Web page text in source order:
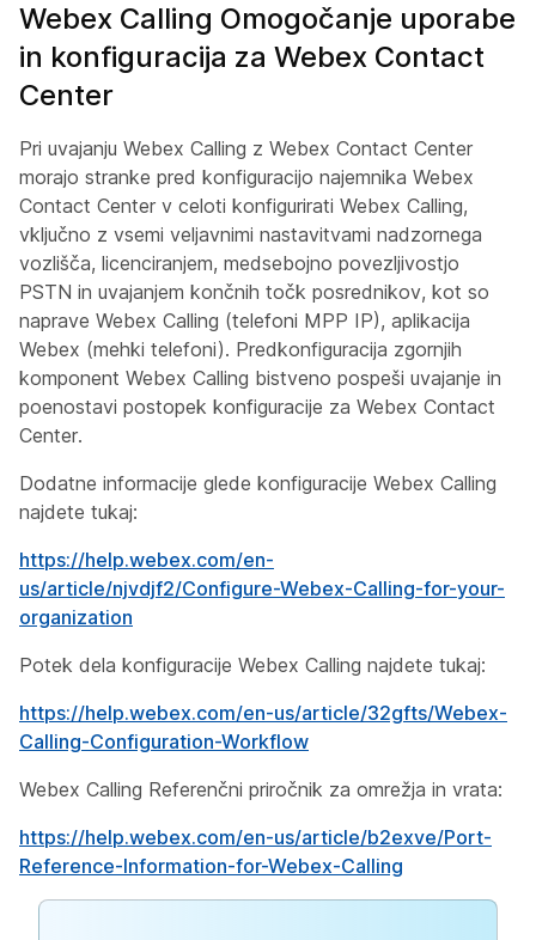
Webex Calling Omogočanje uporabe
in konfiguracija za Webex Contact
Center
Pri uvajanju Webex Calling z Webex Contact Center
morajo stranke pred konfiguracijo najemnika Webex
Contact Center v celoti konfigurirati Webex Calling,
vključno z vsemi veljavnimi nastavitvami nadzornega
vozlišča, licenciranjem, medsebojno povezljivostjo
PSTN in uvajanjem končnih točk posrednikov, kot so
naprave Webex Calling (telefoni MPP IP), aplikacija
Webex (mehki telefoni). Predkonfiguracija zgornjih
komponent Webex Calling bistveno pospeši uvajanje in
poenostavi postopek konfiguracije za Webex Contact
Center.
Dodatne informacije glede konfiguracije Webex Calling
najdete tukaj:
https://help.webex.com/en-
us/article/njvdjf2/Configure-Webex-Calling-for-your-
organization
Potek dela konfiguracije Webex Calling najdete tukaj:
https://help.webex.com/en-us/article/32gfts/Webex-
Calling-Configuration-Workflow
Webex Calling Referenčni priročnik za omrežja in vrata:
https://help.webex.com/en-us/article/b2exve/Port-
Reference-Information-for-Webex-Calling